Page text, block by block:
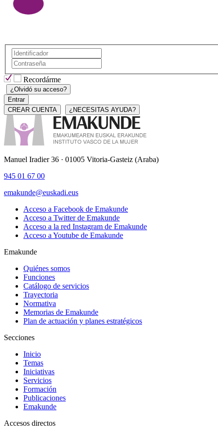
Recordárme
¿Olvidó su acceso?
Entrar
CREAR CUENTA
¿NECESITAS AYUDA?
Manuel Iradier 36 · 01005 Vitoria-Gasteiz (Araba)
945 01 67 00
emakunde@euskadi.eus
Acceso a Facebook de Emakunde
Acceso a Twitter de Emakunde
Acceso a la red Instagram de Emakunde
Acceso a Youtube de Emakunde
Emakunde
Quiénes somos
Funciones
Catálogo de servicios
Trayectoria
Normativa
Memorias de Emakunde
Plan de actuación y planes estratégicos
Secciones
Inicio
Temas
Iniciativas
Servicios
Formación
Publicaciones
Emakunde
Accesos directos